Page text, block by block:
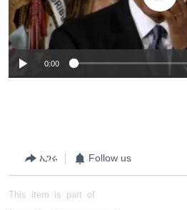
0:00
አጋሩ Follow us
This item is part of